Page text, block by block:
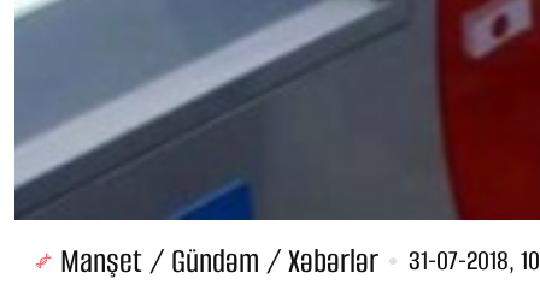
Manşet / Gündəm / Xəbərlər 31-07-2018,